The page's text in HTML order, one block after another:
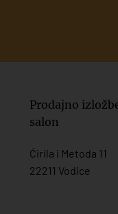
Prodajno
salon
Ćirila i Metoda 11
22211 Vodice